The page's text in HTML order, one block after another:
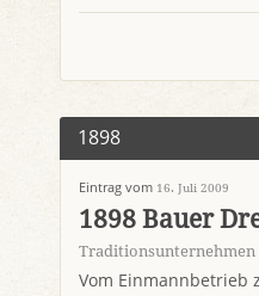
1898
Eintrag vom 16. Juli 2009
1898 Bauer
Traditionsunternehmen
Vom Einmannbetrieb